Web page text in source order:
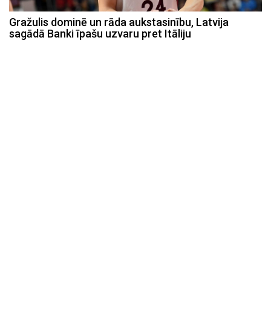
Gražulis dominē un rāda aukstasinību, Latvija
sagādā Banki īpašu uzvaru pret Itāliju